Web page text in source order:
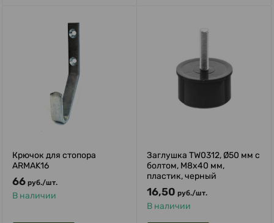
Крючок для стопора
ARMAK16
66 руб./шт.
В наличии
Заглушка TW0312, Ø50 мм c
болтом, M8x40 мм,
пластик, черный
16,50 руб./шт.
В наличии